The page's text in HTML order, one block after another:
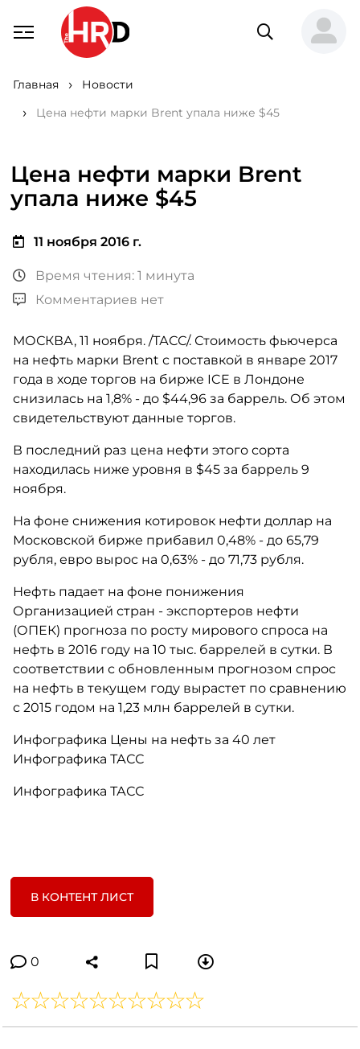
Главная
Новости
Цена нефти марки Brent упала ниже $45
Цена нефти марки Brent
упала ниже $45
11 ноября 2016 г.
Время чтения: 1 минута
Комментариев нет
МОСКВА, 11 ноября. /ТАСС/. Стоимость фьючерса
на нефть марки Brent с поставкой в январе 2017
года в ходе торгов на бирже ICE в Лондоне
снизилась на 1,8% - до $44,96 за баррель. Об этом
свидетельствуют данные торгов.
В последний раз цена нефти этого сорта
находилась ниже уровня в $45 за баррель 9
ноября.
На фоне снижения котировок нефти доллар на
Московской бирже прибавил 0,48% - до 65,79
рубля, евро вырос на 0,63% - до 71,73 рубля.
Нефть падает на фоне понижения
Организацией стран - экспортеров нефти
(ОПЕК) прогноза по росту мирового спроса на
нефть в 2016 году на 10 тыс. баррелей в сутки. В
соответствии с обновленным прогнозом спрос
на нефть в текущем году вырастет по сравнению
с 2015 годом на 1,23 млн баррелей в сутки.
Инфографика Цены на нефть за 40 лет
Инфографика ТАСС
Инфографика ТАСС
В КОНТЕНТ ЛИСТ
0